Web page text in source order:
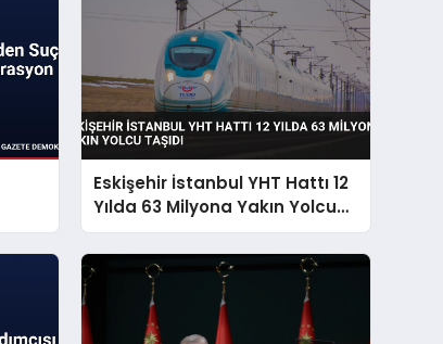
Eskişehir İstanbul YHT Hattı 12
Yılda 63 Milyona Yakın Yolcu
Taşıdı